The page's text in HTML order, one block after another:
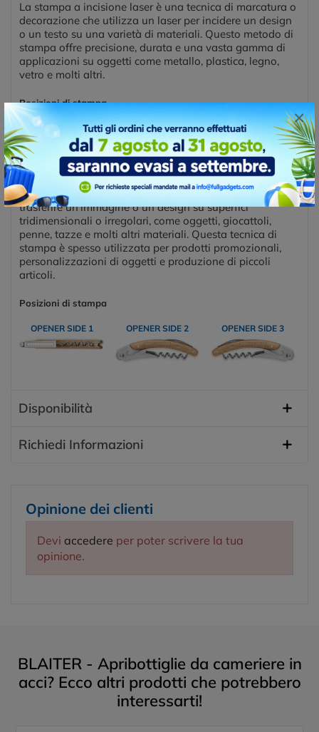
×
La stampa a incisione laser è una tecnica di marcatura o
decorazione che utilizza un laser per incidere un design
o un testo su una varietà di materiali. Questo metodo di
stampa offre precisione, durata e una vasta gamma di
applicazioni su oggetti come metallo, plastica, legno,
vetro e molti altri.
Posizioni di stampa
OPENER SIDE 1 OPENER SIDE 2 OPENER SIDE 3
TAMPOGRAFIA
La tampografia è una tecnica di stampa che consente di
trasferire un'immagine o un design su superfici
tridimensionali o irregolari, come oggetti, giocattoli,
penne, tazze e molti altri materiali. Questa tecnica di
stampa è spesso utilizzata per prodotti promozionali,
personalizzazioni di oggetti e produzione di piccoli
articoli.
Posizioni di stampa
OPENER SIDE 1 OPENER SIDE 2 OPENER SIDE 3
Disponibilità
Richiedi Informazioni
Opinione dei clienti
Devi accedere per poter scrivere la tua
opinione.
BLAITER - Apribottiglie da cameriere in
acci? Ecco altri prodotti che potrebbero
interessarti!